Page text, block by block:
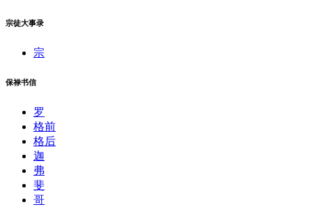
宗徒大事录
宗
保禄书信
罗
格前
格后
迦
弗
斐
哥